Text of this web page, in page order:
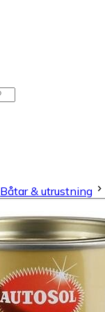
Båtar & utrustning